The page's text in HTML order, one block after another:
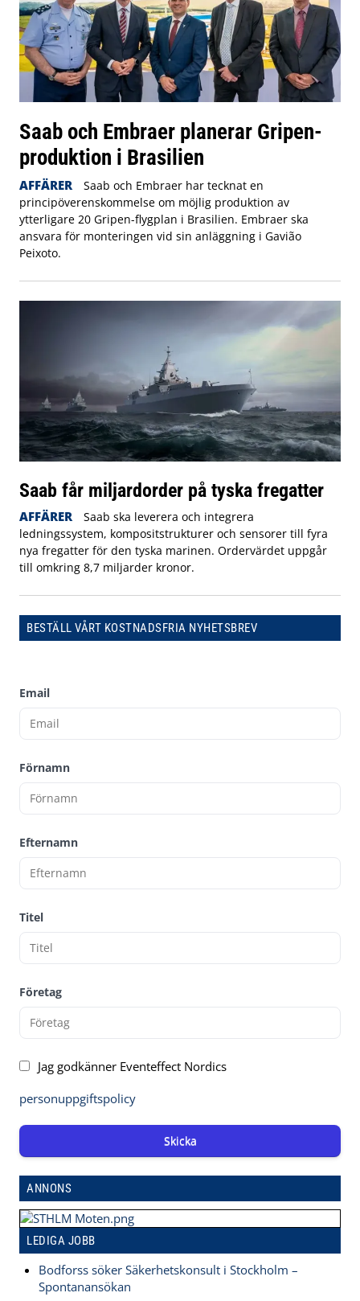
Saab och Embraer planerar Gripen-
produktion i Brasilien
AFFÄRER
Saab och Embraer har tecknat en
principöverenskommelse om möjlig produktion av
ytterligare 20 Gripen-flygplan i Brasilien. Embraer ska
ansvara för monteringen vid sin anläggning i Gavião
Peixoto.
Saab får miljardorder på tyska fregatter
AFFÄRER
Saab ska leverera och integrera
ledningssystem, kompositstrukturer och sensorer till fyra
nya fregatter för den tyska marinen. Ordervärdet uppgår
till omkring 8,7 miljarder kronor.
BESTÄLL VÅRT KOSTNADSFRIA NYHETSBREV
Email
Förnamn
Efternamn
Titel
Företag
Jag godkänner Eventeffect Nordics
personuppgiftspolicy
Skicka
ANNONS
LEDIGA JOBB
Bodforss söker Säkerhetskonsult i Stockholm –
Spontanansökan